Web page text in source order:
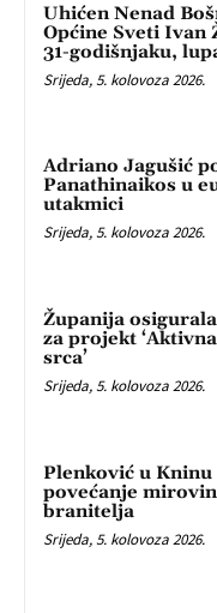
Uhićen Nenad
Općine Sveti Ivan
31-godišnjaku,
Srijeda, 5. kolovoza 2026.
Adriano Jagušić
Panathinaikos u
utakmici
Srijeda, 5. kolovoza 2026.
Županija
za projekt
srca’
Srijeda, 5. kolovoza 2026.
Plenković u Kninu
povećanje
branitelja
Srijeda, 5. kolovoza 2026.